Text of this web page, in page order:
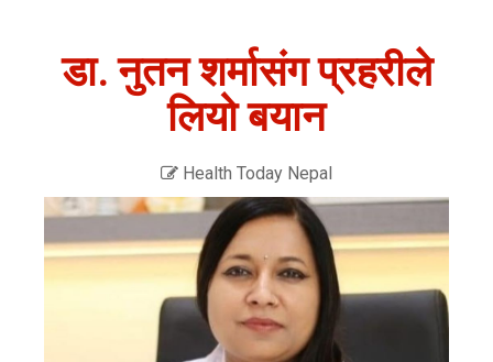
डा. नुतन शर्मासंग प्रहरीले
लियो बयान
Health Today Nepal